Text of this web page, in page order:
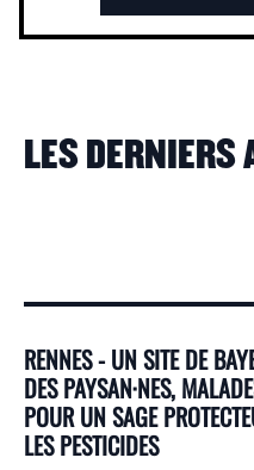
LES DERNIERS
RENNES - UN SITE DE
DES PAYSAN·NES,
POUR UN SAGE
LES PESTICIDES